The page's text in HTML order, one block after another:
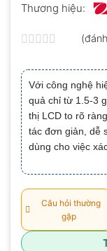
Thương hiệu:
xếp
hạng
0.0
5
sao
Với công nghệ
quả chỉ từ 1.5-3
thị LCD to rõ
tác đơn giản, dễ
dùng cho việc
Câu hỏi thường
gặp